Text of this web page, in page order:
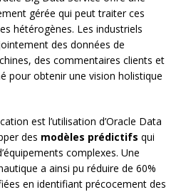
gérée qui peut traiter ces
hétérogènes. Les industriels
des données de
des commentaires clients et
pour obtenir une vision holistique
est l’utilisation d’Oracle Data
des modèles prédictifs qui
complexes. Une
a ainsi pu réduire de 60%
en identifiant précocement des